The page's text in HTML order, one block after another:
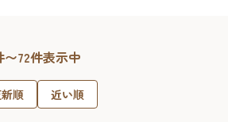
72件表示中
順 近い順